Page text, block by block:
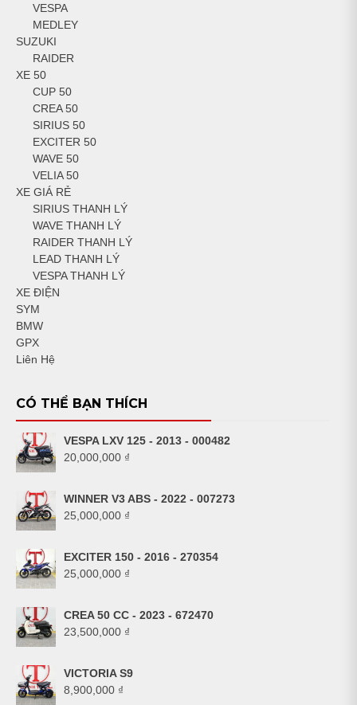
VESPA
MEDLEY
SUZUKI
RAIDER
XE 50
CUP 50
CREA 50
SIRIUS 50
EXCITER 50
WAVE 50
VELIA 50
XE GIÁ RẺ
SIRIUS THANH LÝ
WAVE THANH LÝ
RAIDER THANH LÝ
LEAD THANH LÝ
VESPA THANH LÝ
XE ĐIỆN
SYM
BMW
GPX
Liên Hệ
CÓ THỂ BẠN THÍCH
VESPA LXV 125 - 2013 - 000482
20,000,000 ₫
WINNER V3 ABS - 2022 - 007273
25,000,000 ₫
EXCITER 150 - 2016 - 270354
25,000,000 ₫
CREA 50 CC - 2023 - 672470
23,500,000 ₫
VICTORIA S9
8,900,000 ₫